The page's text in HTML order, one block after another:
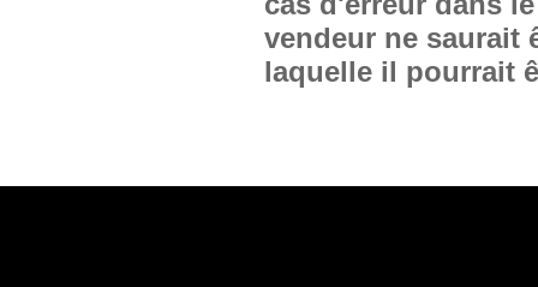
vendeur ne saurait
laquelle il pourrait